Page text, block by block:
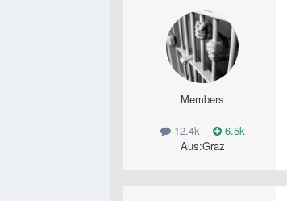
Members
12.4k
6.5k
Aus:Graz